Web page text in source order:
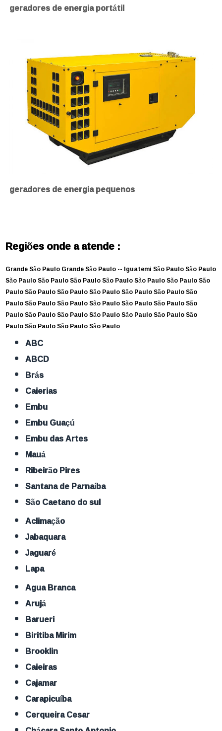
geradores de energia portátil
geradores de energia pequenos
Regiões onde a atende :
Grande São PauloGrande São Paulo -- IguatemiSão PauloSão Paulo
São PauloSão PauloSão PauloSão PauloSão PauloSão PauloSão
PauloSão PauloSão PauloSão PauloSão PauloSão PauloSão
PauloSão PauloSão PauloSão PauloSão PauloSão PauloSão
PauloSão PauloSão PauloSão PauloSão PauloSão PauloSão
PauloSão PauloSão PauloSão Paulo
ABC
ABCD
Brás
Caierias
Embu
Embu Guaçú
Embu das Artes
Mauá
Ribeirão Pires
Santana de Parnaíba
São Caetano do sul
Aclimação
Jabaquara
Jaguaré
Lapa
Agua Branca
Arujá
Barueri
Biritiba Mirim
Brooklin
Caieiras
Cajamar
Carapicuíba
Cerqueira Cesar